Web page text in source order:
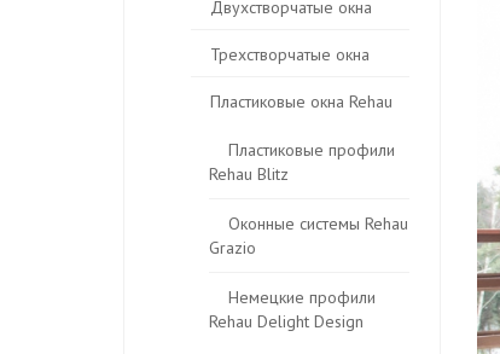
Двухстворчатые окна
Трехстворчатые окна
Пластиковые окна Rehau
Пластиковые профили
Rehau Blitz
Оконные системы Rehau
Grazio
Немецкие профили
Rehau Delight Design